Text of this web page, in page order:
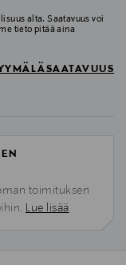
alta. Saatavuus voi
tieto pitää aina
toimituksen
Lue lisää